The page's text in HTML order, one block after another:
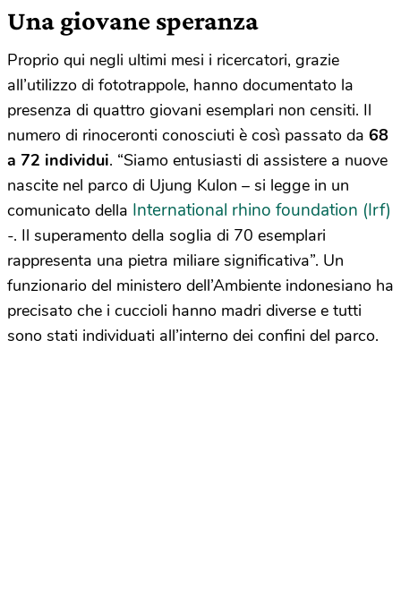
Una giovane speranza
Proprio qui negli ultimi mesi i ricercatori, grazie
all’utilizzo di fototrappole, hanno documentato la
presenza di quattro giovani esemplari non censiti. Il
numero di rinoceronti conosciuti è così passato da 68
a 72 individui. “Siamo entusiasti di assistere a nuove
nascite nel parco di Ujung Kulon – si legge in un
comunicato della International rhino foundation (Irf)
-. Il superamento della soglia di 70 esemplari
rappresenta una pietra miliare significativa”. Un
funzionario del ministero dell’Ambiente indonesiano ha
precisato che i cuccioli hanno madri diverse e tutti
sono stati individuati all’interno dei confini del parco.